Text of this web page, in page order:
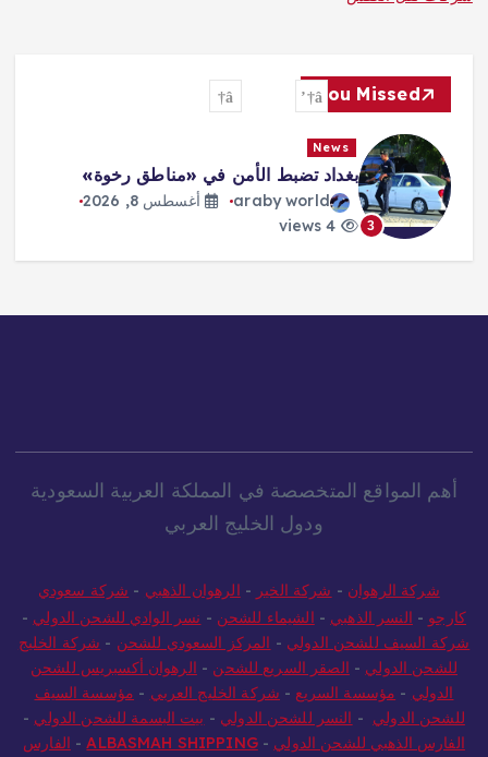
You Missed
3
News
بغداد تضبط الأمن في «مناطق رخوة»
araby world
أغسطس 8, 2026
أهم المواقع المتخصصة في المملكة العربية السعودية
ودول الخليج العربي
شركة الرهوان - شركة الخير - الرهوان الذهبي - شركة سعودي
كارجو - النسر الذهبي - الشيماء للشحن - نسر الوادي للشحن الدولي -
شركة السيف للشحن الدولي - المركز السعودي للشحن - شركة الخليج
للشحن الدولي - الصقر السريع للشحن - الرهوان أكسبريس للشحن
الدولي - مؤسسة السريع - شركة الخليج العربي - مؤسسة السيف
للشحن الدولي - النسر للشحن الدولي - بيت البسمة للشحن الدولي -
الفارس الذهبي للشحن الدولي -
ALBASMAH SHIPPING
- الفارس